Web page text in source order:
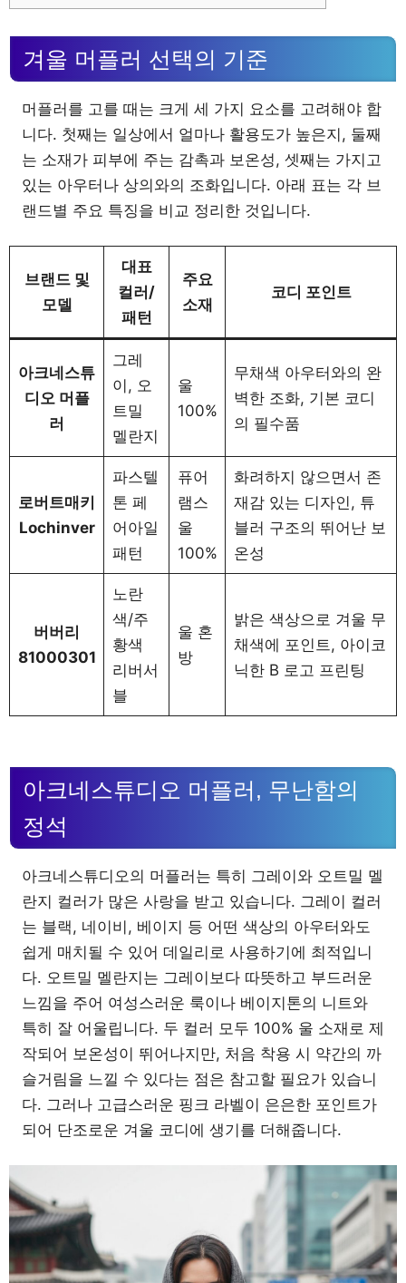
겨울 머플러 선택의 기준
머플러를 고를 때는 크게 세 가지 요소를 고려해야 합
니다. 첫째는 일상에서 얼마나 활용도가 높은지, 둘째
는 소재가 피부에 주는 감촉과 보온성, 셋째는 가지고
있는 아우터나 상의와의 조화입니다. 아래 표는 각 브
랜드별 주요 특징을 비교 정리한 것입니다.
브랜드 및
모델
대표
컬러/
패턴
주요
소재
코디 포인트
아크네스튜
디오 머플
러
그레
이, 오
트밀
멜란지
울
100%
무채색 아우터와의 완
벽한 조화, 기본 코디
의 필수품
로버트매키
Lochinver
파스텔
톤 페
어아일
패턴
퓨어
램스
울
100%
화려하지 않으면서 존
재감 있는 디자인, 튜
블러 구조의 뛰어난 보
온성
버버리
81000301
노란
색/주
황색
리버서
블
울 혼
방
밝은 색상으로 겨울 무
채색에 포인트, 아이코
닉한 B 로고 프린팅
아크네스튜디오 머플러, 무난함의
정석
아크네스튜디오의 머플러는 특히 그레이와 오트밀 멜
란지 컬러가 많은 사랑을 받고 있습니다. 그레이 컬러
는 블랙, 네이비, 베이지 등 어떤 색상의 아우터와도
쉽게 매치될 수 있어 데일리로 사용하기에 최적입니
다. 오트밀 멜란지는 그레이보다 따뜻하고 부드러운
느낌을 주어 여성스러운 룩이나 베이지톤의 니트와
특히 잘 어울립니다. 두 컬러 모두 100% 울 소재로 제
작되어 보온성이 뛰어나지만, 처음 착용 시 약간의 까
슬거림을 느낄 수 있다는 점은 참고할 필요가 있습니
다. 그러나 고급스러운 핑크 라벨이 은은한 포인트가
되어 단조로운 겨울 코디에 생기를 더해줍니다.